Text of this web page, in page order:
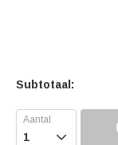
Subtotaal:
